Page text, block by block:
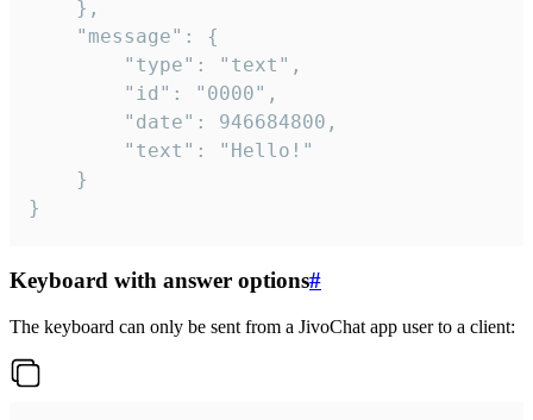
}
Keyboard with answer options#
The keyboard can only be sent from a JivoChat app user to a client: